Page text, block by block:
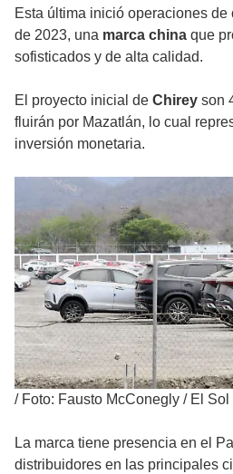
Esta última inició operaciones de
de 2023, una marca china que
sofisticados y de alta calidad.
El proyecto inicial de Chirey son
fluirán por Mazatlán, lo cual
inversión monetaria.
/ Foto: Fausto McConegly / El
La marca tiene presencia en el
distribuidores en las principales